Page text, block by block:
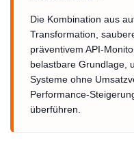
Die Kombination aus
Transformation,
präventivem API-
belastbare Grundlage,
Systeme ohne
Performance-
überführen.